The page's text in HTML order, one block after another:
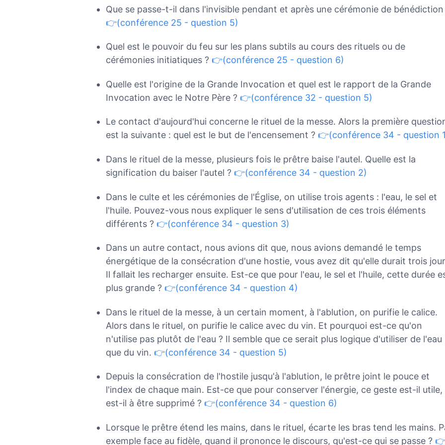
Que se passe-t-il dans l'invisible pendant et après une cérémonie de bénédiction
👉(conférence 25 - question 5)
Quel est le pouvoir du feu sur les plans subtils au cours des rituels ou de
cérémonies initiatiques ? 👉(conférence 25 - question 6)
Quelle est l'origine de la Grande Invocation et quel est le rapport de la Grande
Invocation avec le Notre Père ? 👉(conférence 32 - question 5)
Le contact d'aujourd'hui concerne le rituel de la messe. Alors la première
est la suivante : quel est le but de l'encensement ? 👉(conférence 34 - question
Dans le rituel de la messe, plusieurs fois le prêtre baise l'autel. Quelle est la
signification du baiser l'autel ? 👉(conférence 34 - question 2)
Dans le culte et les cérémonies de l'Église, on utilise trois agents : l'eau, le sel et
l'huile. Pouvez-vous nous expliquer le sens d'utilisation de ces trois éléments
différents ? 👉(conférence 34 - question 3)
Dans un autre contact, nous avions dit que, nous avions demandé le temps
énergétique de la consécration d'une hostie, vous avez dit qu'elle durait trois
Il fallait les recharger ensuite. Est-ce que pour l'eau, le sel et l'huile, cette durée
plus grande ? 👉(conférence 34 - question 4)
Dans le rituel de la messe, à un certain moment, à l'ablution, on purifie le calice.
Alors dans le rituel, on purifie le calice avec du vin. Et pourquoi est-ce qu'on
n'utilise pas plutôt de l'eau ? Il semble que ce serait plus logique d'utiliser de l'eau
que du vin. 👉(conférence 34 - question 5)
Depuis la consécration de l'hostile jusqu'à l'ablution, le prêtre joint le pouce et
l'index de chaque main. Est-ce que pour conserver l'énergie, ce geste est-il utile,
est-il à être supprimé ? 👉(conférence 34 - question 6)
Lorsque le prêtre étend les mains, dans le rituel, écarte les bras tend les mains.
exemple face au fidèle, quand il prononce le discours, qu'est-ce qui se passe ?